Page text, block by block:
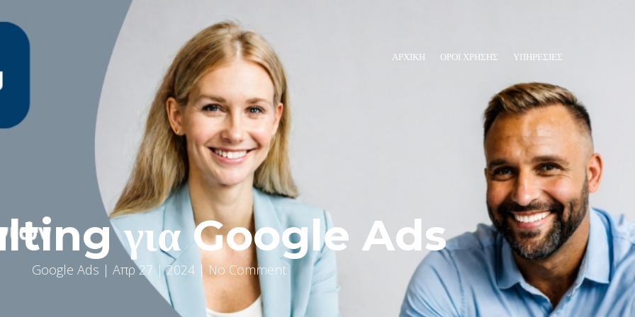
ΑΡΧΙΚΗ ΌΡΟΙ ΧΡΉΣΗΣ ΥΠΗΡΕΣΊΕΣ
για Google Ads
Google Ads | Απρ 27 | 2024 | No Comment